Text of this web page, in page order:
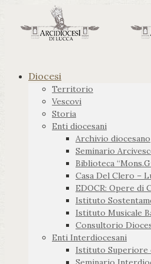
Diocesi
Territorio
Vescovi
Storia
Enti diocesani
Archivio diocesano
Seminario
Biblioteca
Casa Del Clero –
EDOCR: Opere di
Istituto
Istituto Musicale
Consultorio
Enti Interdiocesani
Istituto Superiore